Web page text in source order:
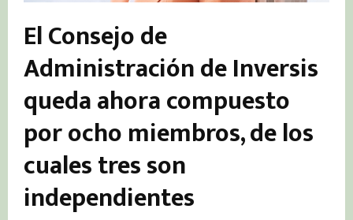
El Consejo de
Administración de Inversis
queda ahora compuesto
por ocho miembros, de los
cuales tres son
independientes